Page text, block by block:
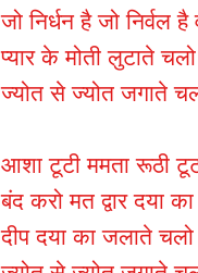
जो निर्धन है जो निर्वल है
प्यार के मोती लुटाते
ज्योत से ज्योत जगाते
आशा टूटी ममता रूठी
बंद करो मत द्वार दया
दीप दया का जलाते